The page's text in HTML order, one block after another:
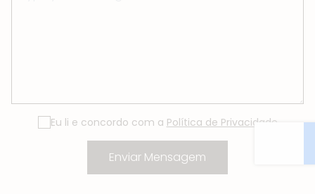
Eu li e concordo com a Política de Privacidade